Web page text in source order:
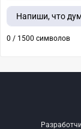
Напиши, что
0 / 1500 символов